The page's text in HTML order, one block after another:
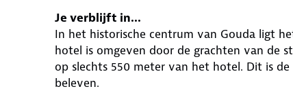
Je verblijft in...
In het historische centrum van Gouda ligt
hotel is omgeven door de grachten van de
op slechts 550 meter van het hotel. Dit is
beleven.